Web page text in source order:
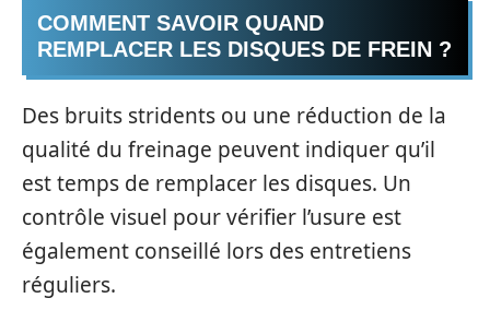
COMMENT SAVOIR QUAND
REMPLACER LES DISQUES DE FREIN ?
Des bruits stridents ou une réduction de la
qualité du freinage peuvent indiquer qu’il
est temps de remplacer les disques. Un
contrôle visuel pour vérifier l’usure est
également conseillé lors des entretiens
réguliers.